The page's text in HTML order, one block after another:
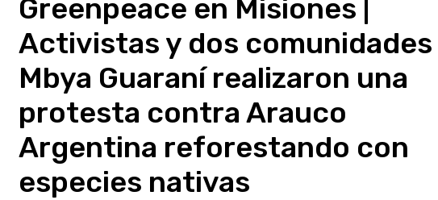
Greenpeace en Misiones |
Activistas y dos comunidades
Mbya Guaraní realizaron una
protesta contra Arauco
Argentina reforestando con
especies nativas